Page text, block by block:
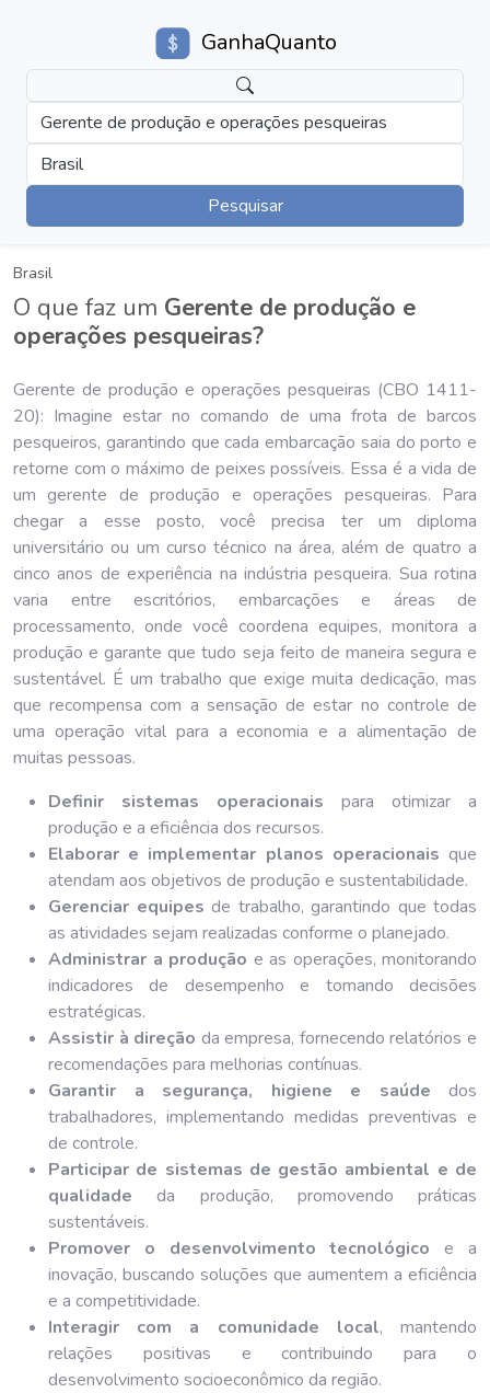
GanhaQuanto
Gerente de produção e operações pesqueiras
Brasil
Pesquisar
Brasil
O que faz um Gerente de produção e
operações pesqueiras?
Gerente de produção e operações pesqueiras (CBO 1411-
20): Imagine estar no comando de uma frota de barcos
pesqueiros, garantindo que cada embarcação saia do porto e
retorne com o máximo de peixes possíveis. Essa é a vida de
um gerente de produção e operações pesqueiras. Para
chegar a esse posto, você precisa ter um diploma
universitário ou um curso técnico na área, além de quatro a
cinco anos de experiência na indústria pesqueira. Sua rotina
varia entre escritórios, embarcações e áreas de
processamento, onde você coordena equipes, monitora a
produção e garante que tudo seja feito de maneira segura e
sustentável. É um trabalho que exige muita dedicação, mas
que recompensa com a sensação de estar no controle de
uma operação vital para a economia e a alimentação de
muitas pessoas.
Definir sistemas operacionais para otimizar a
produção e a eficiência dos recursos.
Elaborar e implementar planos operacionais que
atendam aos objetivos de produção e sustentabilidade.
Gerenciar equipes de trabalho, garantindo que todas
as atividades sejam realizadas conforme o planejado.
Administrar a produção e as operações, monitorando
indicadores de desempenho e tomando decisões
estratégicas.
Assistir à direção da empresa, fornecendo relatórios e
recomendações para melhorias contínuas.
Garantir a segurança, higiene e saúde dos
trabalhadores, implementando medidas preventivas e
de controle.
Participar de sistemas de gestão ambiental e de
qualidade da produção, promovendo práticas
sustentáveis.
Promover o desenvolvimento tecnológico e a
inovação, buscando soluções que aumentem a eficiência
e a competitividade.
Interagir com a comunidade local, mantendo
relações positivas e contribuindo para o
desenvolvimento socioeconômico da região.